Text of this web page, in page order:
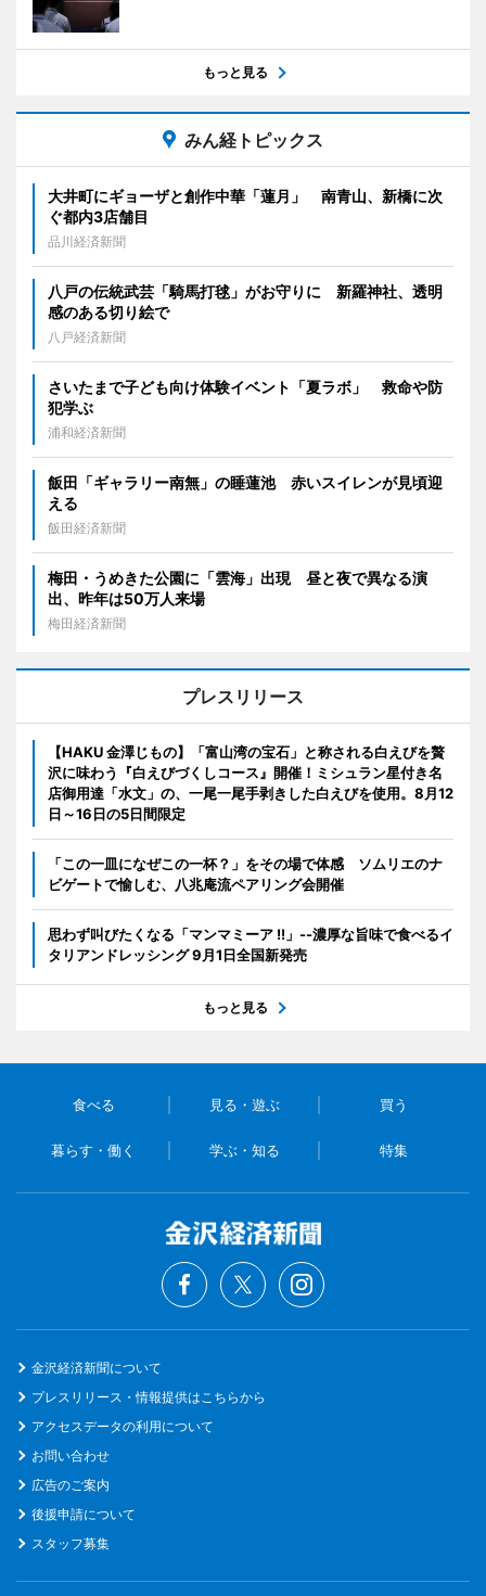
もっと見る
みん経トピックス
大井町にギョーザと創作中華「蓮月」 南青山、新橋に次
ぐ都内3店舗目
品川経済新聞
八戸の伝統武芸「騎馬打毬」がお守りに 新羅神社、透明
感のある切り絵で
八戸経済新聞
さいたまで子ども向け体験イベント「夏ラボ」 救命や防
犯学ぶ
浦和経済新聞
飯田「ギャラリー南無」の睡蓮池 赤いスイレンが見頃迎
える
飯田経済新聞
梅田・うめきた公園に「雲海」出現 昼と夜で異なる演
出、昨年は50万人来場
梅田経済新聞
プレスリリース
【HAKU 金澤じもの】「富山湾の宝石」と称される白えびを贅
沢に味わう『白えびづくしコース』開催！ミシュラン星付き名
店御用達「水文」の、一尾一尾手剥きした白えびを使用。8月12
日～16日の5日間限定
「この一皿になぜこの一杯？」をその場で体感 ソムリエのナ
ビゲートで愉しむ、八兆庵流ペアリング会開催
思わず叫びたくなる「マンマミーア !!」--濃厚な旨味で食べるイ
タリアンドレッシング 9月1日全国新発売
もっと見る
食べる 見る・遊ぶ 買う
暮らす・働く 学ぶ・知る 特集
金沢経済新聞について
プレスリリース・情報提供はこちらから
アクセスデータの利用について
お問い合わせ
広告のご案内
後援申請について
スタッフ募集